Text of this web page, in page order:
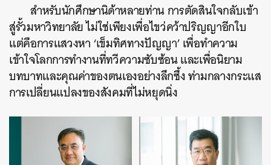
สำหรับนักศึกษานิด้าหลายท่าน การตัดสินใจกลับเข้า
สู่รั้วมหาวิทยาลัย ไม่ใช่เพียงเพื่อไขว่คว้าปริญญาอีกใบ
แต่คือการแสวงหา ‘เข็มทิศทางปัญญา’ เพื่อทำความ
เข้าใจโลกการทำงานที่ทวีความซับซ้อน และเพื่อนิยาม
บทบาทและคุณค่าของตนเองอย่างลึกซึ้ง ท่ามกลางกระแส
การเปลี่ยนแปลงของสังคมที่ไม่หยุดนิ่ง